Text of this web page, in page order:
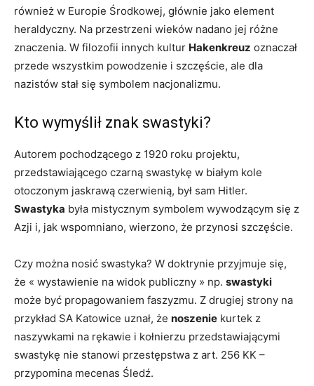
również w Europie Środkowej, głównie jako element
heraldyczny. Na przestrzeni wieków nadano jej różne
znaczenia. W filozofii innych kultur Hakenkreuz oznaczał
przede wszystkim powodzenie i szczęście, ale dla
nazistów stał się symbolem nacjonalizmu.
Kto wymyślił znak swastyki?
Autorem pochodzącego z 1920 roku projektu,
przedstawiającego czarną swastykę w białym kole
otoczonym jaskrawą czerwienią, był sam Hitler.
Swastyka była mistycznym symbolem wywodzącym się z
Azji i, jak wspomniano, wierzono, że przynosi szczęście.
Czy można nosić swastyka? W doktrynie przyjmuje się,
że « wystawienie na widok publiczny » np. swastyki
może być propagowaniem faszyzmu. Z drugiej strony na
przykład SA Katowice uznał, że noszenie kurtek z
naszywkami na rękawie i kołnierzu przedstawiającymi
swastykę nie stanowi przestępstwa z art. 256 KK –
przypomina mecenas Śledź.